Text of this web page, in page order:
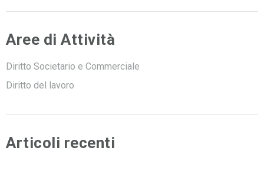
Aree di Attività
Diritto Societario e Commerciale
Diritto del lavoro
Articoli recenti